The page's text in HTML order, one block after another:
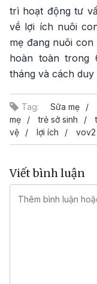
trì hoạt động tư
về lợi ích nuôi
mẹ đang nuôi
hoàn toàn trong
tháng và cách
Tag: Sữa mẹ
mẹ
trẻ sở sinh
vệ
lợi ích vov2
Viết bình luận